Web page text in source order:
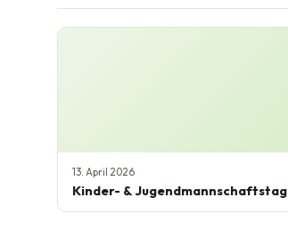
13. April 2026
Kinder- & Jugendmannschaftstag